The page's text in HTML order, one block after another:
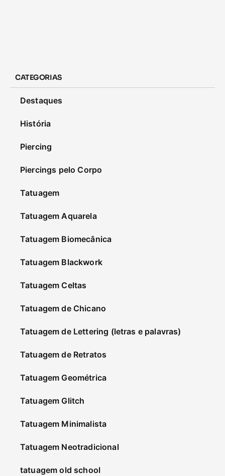
CATEGORIAS
Destaques
História
Piercing
Piercings pelo Corpo
Tatuagem
Tatuagem Aquarela
Tatuagem Biomecânica
Tatuagem Blackwork
Tatuagem Celtas
Tatuagem de Chicano
Tatuagem de Lettering (letras e palavras)
Tatuagem de Retratos
Tatuagem Geométrica
Tatuagem Glitch
Tatuagem Minimalista
Tatuagem Neotradicional
tatuagem old school